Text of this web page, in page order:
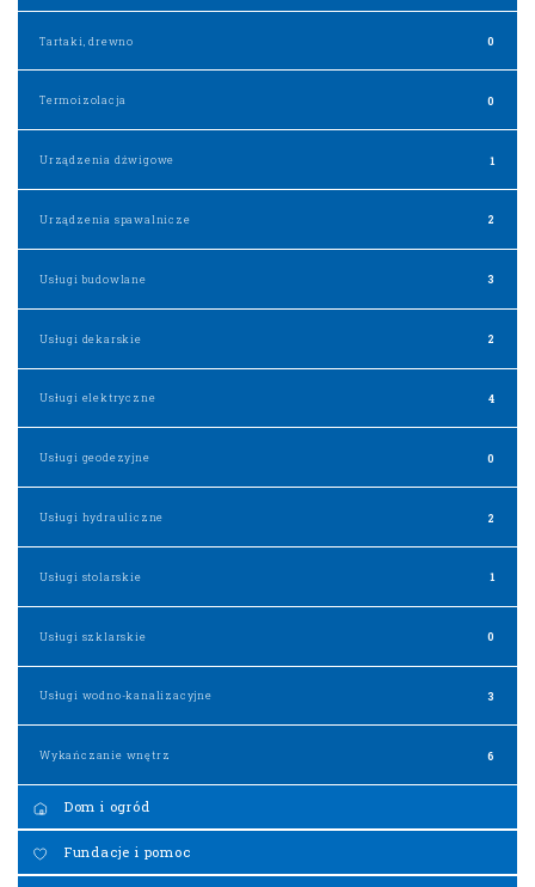
Tartaki, drewno 0
Termoizolacja 0
Urządzenia dźwigowe 1
Urządzenia spawalnicze 2
Usługi budowlane 3
Usługi dekarskie 2
Usługi elektryczne 4
Usługi geodezyjne 0
Usługi hydrauliczne 2
Usługi stolarskie 1
Usługi szklarskie 0
Usługi wodno-kanalizacyjne 3
Wykańczanie wnętrz 6
Dom i ogród
Fundacje i pomoc